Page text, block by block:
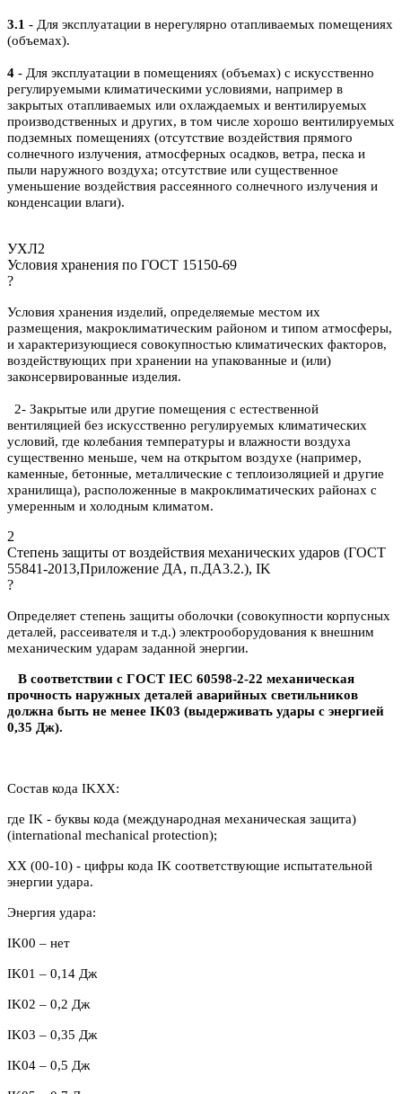
3.1 - Для эксплуатации в нерегулярно отапливаемых помещениях
(объемах).
4 - Для эксплуатации в помещениях (объемах) с искусственно
регулируемыми климатическими условиями, например в
закрытых отапливаемых или охлаждаемых и вентилируемых
производственных и других, в том числе хорошо вентилируемых
подземных помещениях (отсутствие воздействия прямого
солнечного излучения, атмосферных осадков, ветра, песка и
пыли наружного воздуха; отсутствие или существенное
уменьшение воздействия рассеянного солнечного излучения и
конденсации влаги).
УХЛ2
Условия хранения по ГОСТ 15150-69
?
Условия хранения изделий, определяемые местом их
размещения, макроклиматическим районом и типом атмосферы,
и характеризующиеся совокупностью климатических факторов,
воздействующих при хранении на упакованные и (или)
законсервированные изделия.
2- Закрытые или другие помещения с естественной
вентиляцией без искусственно регулируемых климатических
условий, где колебания температуры и влажности воздуха
существенно меньше, чем на открытом воздухе (например,
каменные, бетонные, металлические с теплоизоляцией и другие
хранилища), расположенные в макроклиматических районах с
умеренным и холодным климатом.
2
Степень защиты от воздействия механических ударов (ГОСТ
55841-2013,Приложение ДА, п.ДА3.2.), IK
?
Определяет степень защиты оболочки (совокупности корпусных
деталей, рассеивателя и т.д.) электрооборудования к внешним
механическим ударам заданной энергии.
В соответствии с ГОСТ IEC 60598-2-22 механическая
прочность наружных деталей аварийных светильников
должна быть не менее IK03 (выдерживать удары с энергией
0,35 Дж).
Состав кода IKXX:
где IK - буквы кода (международная механическая защита)
(international mechanical protection);
XX (00-10) - цифры кода IK соответствующие испытательной
энергии удара.
Энергия удара:
IK00 – нет
IK01 – 0,14 Дж
IK02 – 0,2 Дж
IK03 – 0,35 Дж
IK04 – 0,5 Дж